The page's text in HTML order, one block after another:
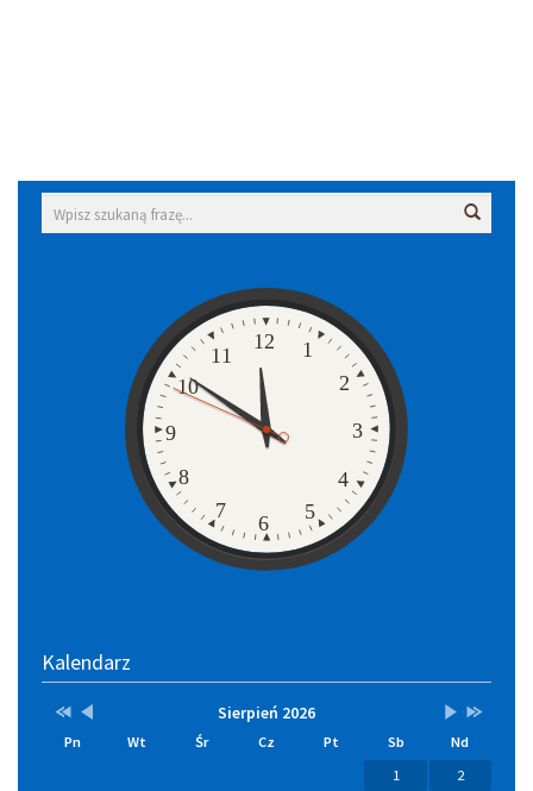
Wyszukiwarka
1
2
3
4
5
6
7
8
9
10
11
12
Kalendarz
Lista
wydarzeń
Sierpień 2026Brak
w
Przestaw
na
Przestaw
na
Przestaw
na
Wrzesień
2026
Przestaw
na
Sierpień
2027
Pn Wt Śr Cz Pt Sb
Nd
1
2